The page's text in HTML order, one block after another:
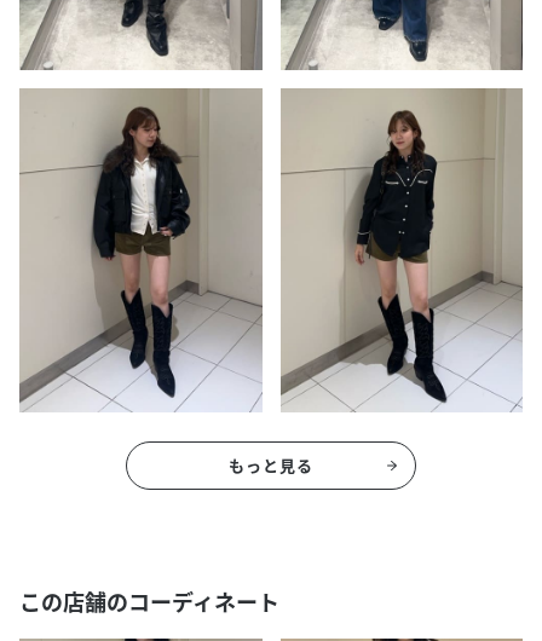
もっと見る
この店舗のコーディネート